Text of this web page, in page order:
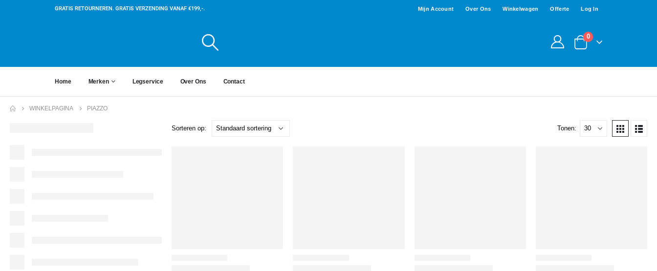
GRATIS RETOURNEREN. GRATIS VERZENDING VANAF €199,-. Mijn Account Over Ons Winkelwagen Offerte Log In
0
Home Merken Legservice Over Ons Contact
WINKELPAGINA PIAZZO
Sorteren op: Tonen: